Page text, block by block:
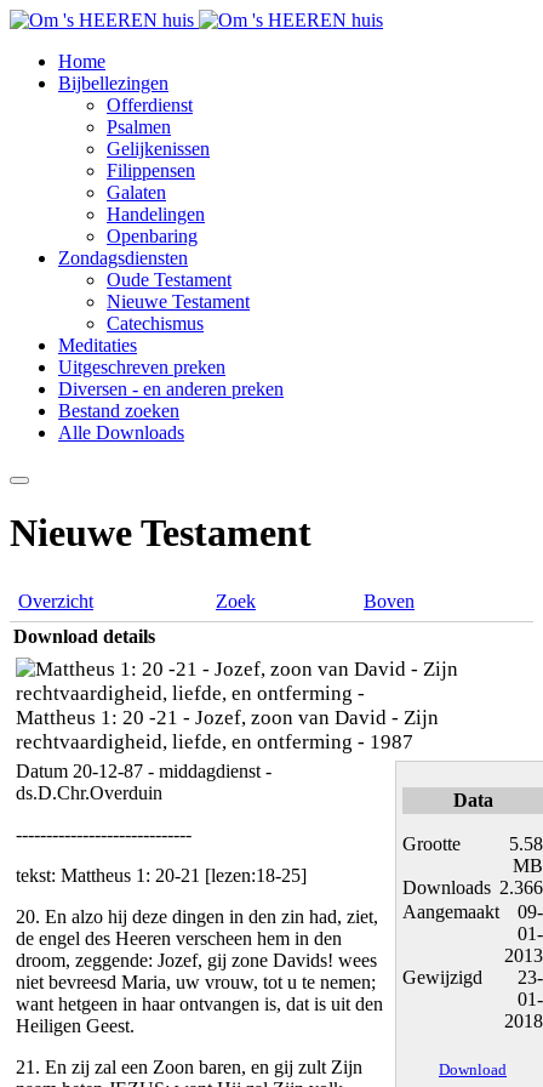
Home
Bijbellezingen
Offerdienst
Psalmen
Gelijkenissen
Filippensen
Galaten
Handelingen
Openbaring
Zondagsdiensten
Oude Testament
Nieuwe Testament
Catechismus
Meditaties
Uitgeschreven preken
Diversen - en anderen preken
Bestand zoeken
Alle Downloads
Nieuwe Testament
Overzicht Zoek
Boven
Download details
Mattheus 1: 20 -21 - Jozef, zoon van David - Zijn
rechtvaardigheid, liefde, en ontferming - 1987
Datum 20-12-87 - middagdienst -
ds.D.Chr.Overduin
-----------------------------
tekst: Mattheus 1: 20-21 [lezen:18-25]
20. En alzo hij deze dingen in den zin had, ziet,
de engel des Heeren verscheen hem in den
droom, zeggende: Jozef, gij zone Davids! wees
niet bevreesd Maria, uw vrouw, tot u te nemen;
want hetgeen in haar ontvangen is, dat is uit den
Heiligen Geest.
21. En zij zal een Zoon baren, en gij zult Zijn
Data
Grootte
5.58
MB
Downloads 2.366
Aangemaakt
09-
01-
2013
Gewijzigd
23-
01-
2018
Download